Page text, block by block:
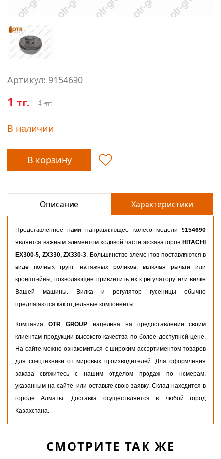
Артикул: 9154690
1 тг. 1тг.
В наличии
В корзину
Описание Характеристики
Представленное нами направляющее колесо модели 9154690
является важным элементом ходовой части экскаваторов HITACHI
EX300-5, ZX330, ZX330-3. Большинство элементов поставляются в
виде полных групп натяжных роликов, включая рычаги или
кронштейны, позволяющие привинтить их к регулятору или вилке
Вашей машины. Вилка и регулятор гусеницы обычно
предлагаются как отдельные компоненты.
КомпанияOTR GROUP нацелена на предоставлении своим
клиентам продукции высокого качества по более доступной цене.
На сайте можно ознакомиться с широким ассортиментом товаров
для спецтехники от мировых производителей. Для оформления
заказа свяжитесь с нашим отделом продаж по номерам,
указанным на сайте, или оставьте свою заявку. Склад находится в
городе Алматы. Доставка осуществляется в любой город
Казахстана.
СМОТРИТЕ ТАК ЖЕ